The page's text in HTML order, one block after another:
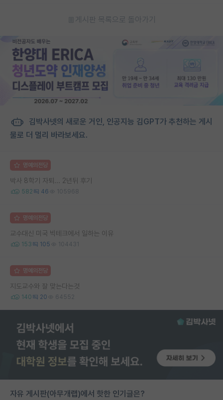
게시판 목록으로 돌아가기
김박사넷의 새로운 거인, 인공지능 김GPT가 추천하는 게시
물로 더 멀리 바라보세요.
명예의전당
박사 8학기 자퇴... 2년뒤 후기
582 46 105968
명예의전당
교수대신 미국 빅테크에서 일하는 이유
153 105 104431
명예의전당
지도교수와 잘 맞는다는것
140 20 64552
자유 게시판(아무개랩)에서 핫한 인기글은?